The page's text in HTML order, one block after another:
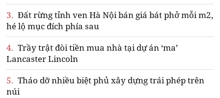
3. Đất rừng tỉnh ven Hà Nội bán giá bát phở mỗi m2,
hé lộ mục đích phía sau
4. Trầy trật đòi tiền mua nhà tại dự án ‘ma’
Lancaster Lincoln
5. Tháo dỡ nhiều biệt phủ xây dựng trái phép trên
núi